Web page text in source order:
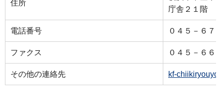
住所
庁舎２１階
電話番号 ０４５－６７
ファクス ０４５－６６
その他の連絡先 kf-